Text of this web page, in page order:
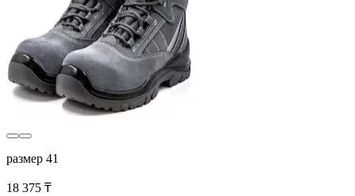
размер 41
18 375 ₸